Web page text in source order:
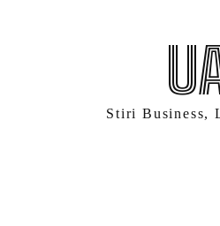
Stiri Business,